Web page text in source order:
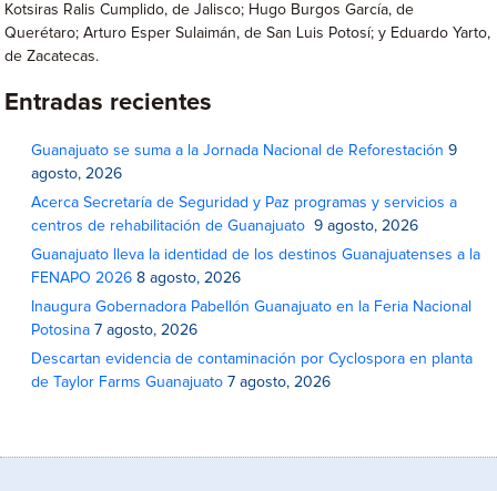
Kotsiras Ralis Cumplido, de Jalisco; Hugo Burgos García, de
Querétaro; Arturo Esper Sulaimán, de San Luis Potosí; y Eduardo Yarto,
de Zacatecas.
Entradas recientes
Guanajuato se suma a la Jornada Nacional de Reforestación 9
agosto, 2026
Acerca Secretaría de Seguridad y Paz programas y servicios a
centros de rehabilitación de Guanajuato
9 agosto, 2026
Guanajuato lleva la identidad de los destinos Guanajuatenses a la
FENAPO 2026 8 agosto, 2026
Inaugura Gobernadora Pabellón Guanajuato en la Feria Nacional
Potosina 7 agosto, 2026
Descartan evidencia de contaminación por Cyclospora en planta
de Taylor Farms Guanajuato 7 agosto, 2026